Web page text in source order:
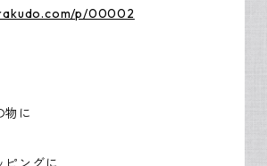
p/00002
物に